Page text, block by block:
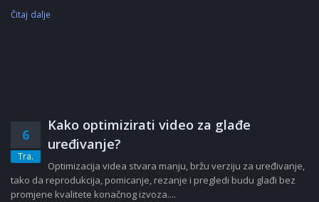
Čitaj dalje
6
Tra.
Kako optimizirati video za glađe
uređivanje?
Optimizacija videa stvara manju, bržu verziju za uređivanje,
tako da reprodukcija, pomicanje, rezanje i pregledi budu glađi bez
promjene kvalitete konačnog izvoza....